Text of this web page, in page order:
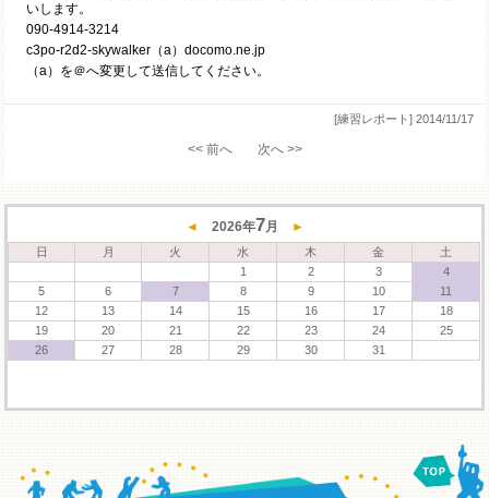
いします。
090-4914-3214
c3po-r2d2-skywalker（a）docomo.ne.jp
（a）を＠へ変更して送信してください。
[練習レポート] 2014/11/17
<< 前へ 次へ >>
◄ 2026年7月 ►
日 月 火 水 木 金
土
1
2 3
4
5
6 7 8 9 10
11
12
13 14 15 16 17
18
19
20 21 22 23 24
25
26
27 28 29 30 31